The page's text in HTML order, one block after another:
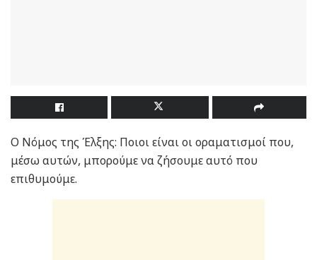
Ο Νόμος της Έλξης: Ποιοι είναι οι οραματισμοί που,
μέσω αυτών, μπορούμε να ζήσουμε αυτό που
επιθυμούμε.